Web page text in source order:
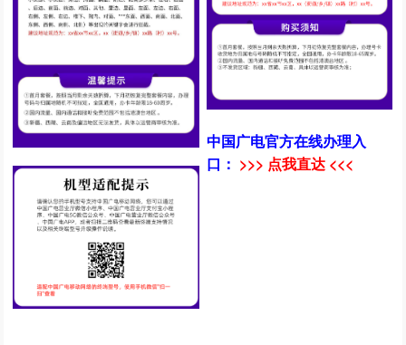
中国广电官方在线办理入
口： >>> 点我直达 <<<